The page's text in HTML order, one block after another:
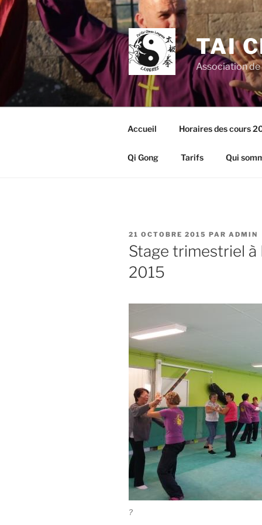
Aller
au
contenu
principal
TAI
Association de
Accueil Horaires des cours
Qi Gong Tarifs Qui
PUBLIÉ
LE
21 OCTOBRE 2015 PAR ADMIN
Stage trimestriel
2015
?